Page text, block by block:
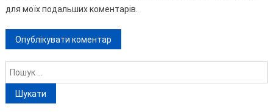
для моїх подальших коментарів.
Пошук: